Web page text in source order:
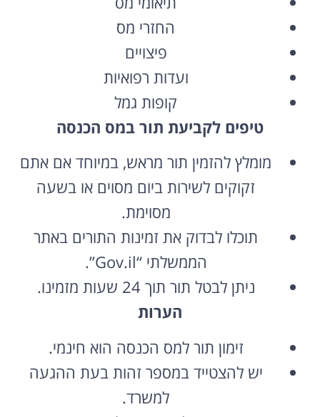
החזרי מס
פיצויים
ועדות רפואיות
קופות גמל
טיפים לקביעת תור במס הכנסה
מומלץ להזמין תור מראש, במיוחד אם אתם
זקוקים לשירות ביום מסוים או בשעה
מסוימת.
תוכלו לבדוק את זמינות התורים באתר
הממשלתי “Gov.il”.
ניתן לבטל תור תוך 24 שעות מזמינו.
הערות
זימון תור למס הכנסה הוא חינמי.
יש להצטייד במספר זהות בעת ההגעה
למשרד.